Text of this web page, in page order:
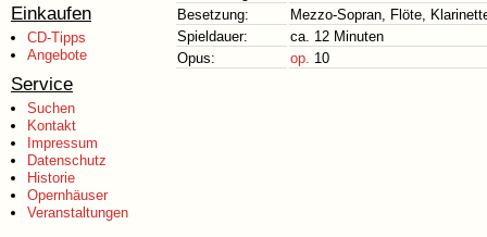
Einkaufen
CD-Tipps
Angebote
Service
Suchen
Kontakt
Impressum
Datenschutz
Historie
Opernhäuser
Veranstaltungen
Besetzung:
Mezzo-Sopran, Flöte,
Spieldauer:
ca. 12 Minuten
Opus:
op. 10